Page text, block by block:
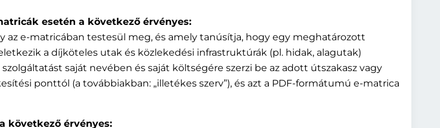
esetén a következő érvényes:
az e-matricában testesül meg, és amely tanúsítja, hogy egy meghatározott
a díjköteles utak és közlekedési infrastruktúrák (pl. hidak, alagutak)
saját nevében és saját költségére szerzi be az adott útszakasz vagy
ponttól (a továbbiakban: „illetékes szerv”), és azt a PDF-formátumú e-matrica
következő érvényes: